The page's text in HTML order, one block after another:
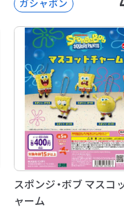
スポンジ・ボブ マスコ
ャーム